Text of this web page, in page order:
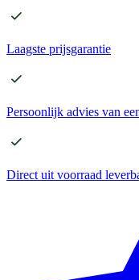
Laagste prijsgarantie
Persoonlijk advies van
Direct uit voorraad